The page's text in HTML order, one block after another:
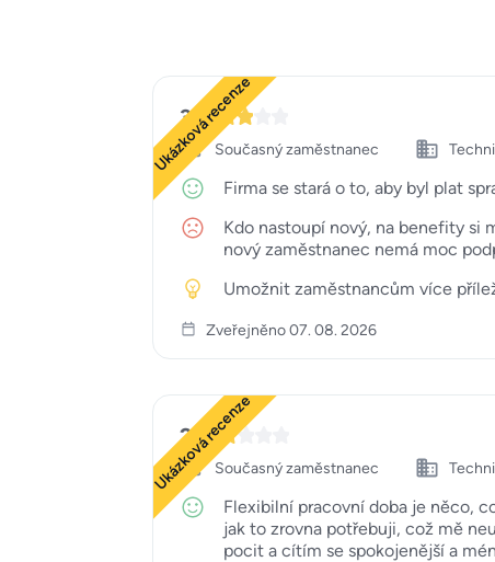
Ukázková recenze
3
Současný zaměstnanec
Firma se stará o to, aby byl plat
Kdo nastoupí nový, na benefity si
nový zaměstnanec nemá moc
Umožnit zaměstnancům více
Zveřejněno 07. 08. 2026
Ukázková recenze
2
Současný zaměstnanec
Flexibilní pracovní doba je něco,
jak to zrovna potřebuji, což mě
pocit a cítím se spokojenější a